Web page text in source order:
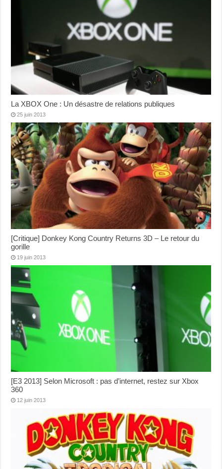
La XBOX One : Un désastre de relations publiques
25 juin 2013
[Critique] Donkey Kong Country Returns 3D – Le retour du
gorille
19 juin 2013
[E3 2013] Selon Microsoft : pas d’internet, restez sur Xbox
360
12 juin 2013